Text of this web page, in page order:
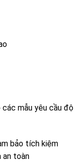
mẫu yêu cầu độ
bảo tích kiệm
an toàn